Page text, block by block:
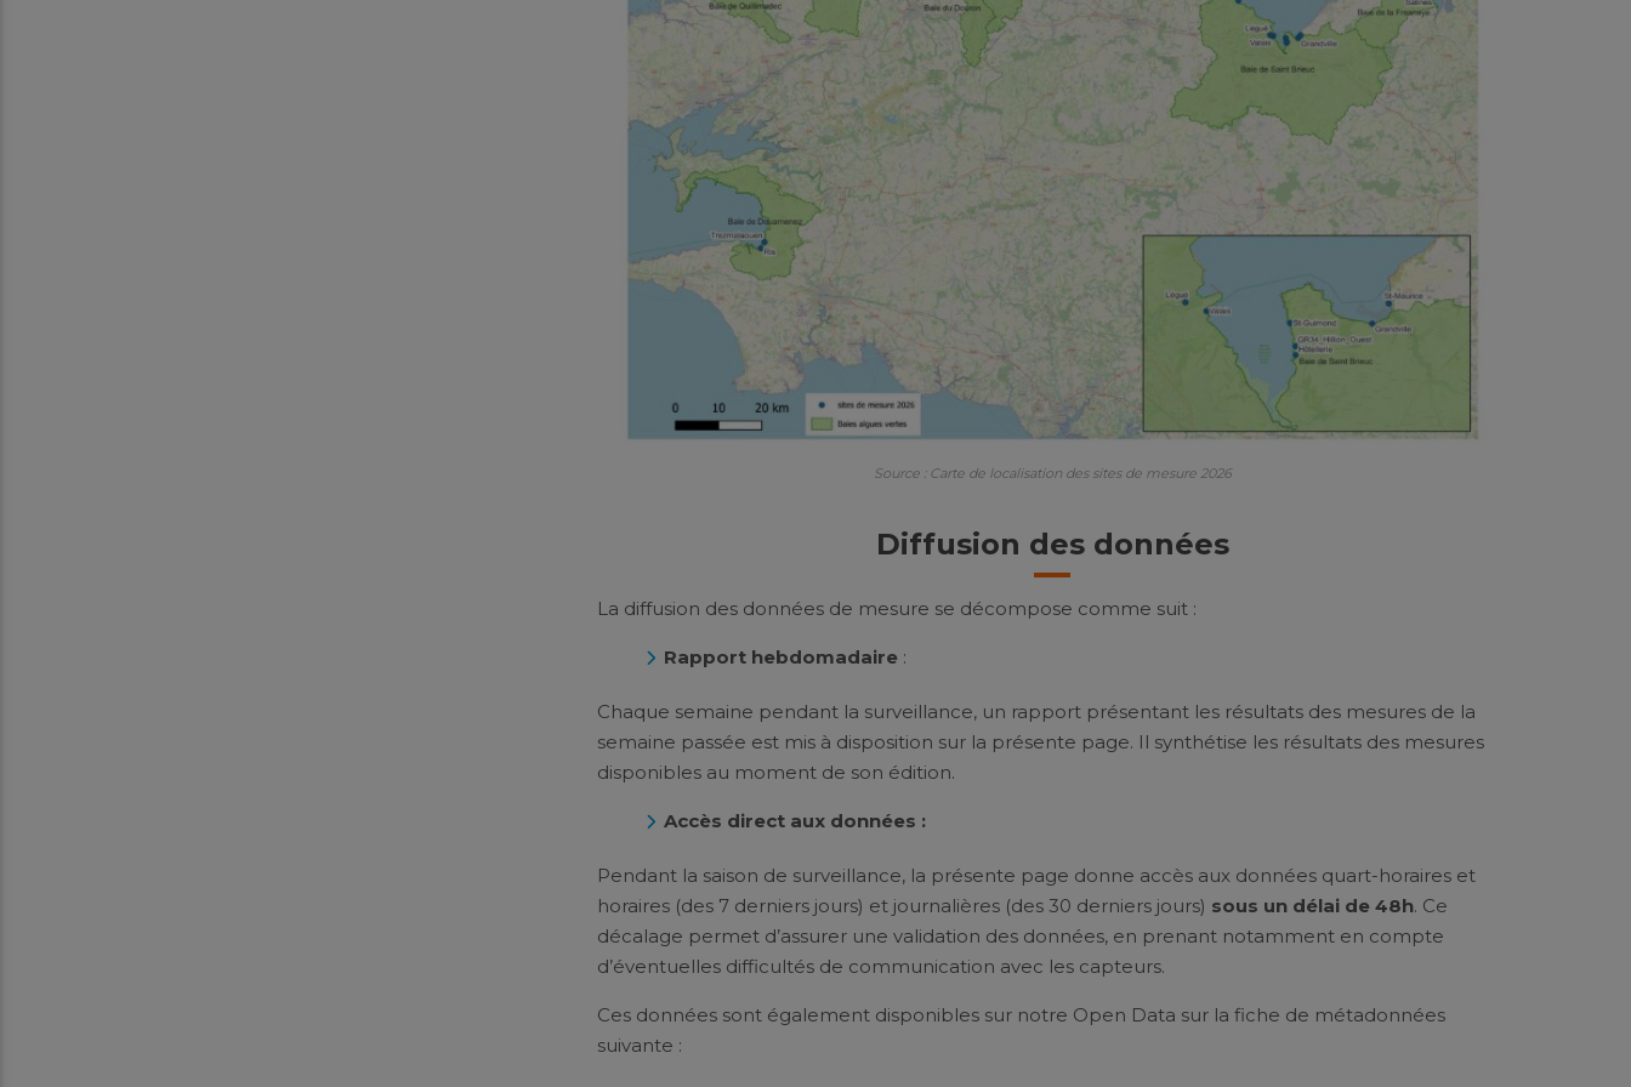
Source : Carte de localisation des sites de mesure 2026
Diffusion des données
La diffusion des données de mesure se décompose comme suit :
Rapport hebdomadaire :
Chaque semaine pendant la surveillance, un rapport présentant les résultats des mesures de la
semaine passée est mis à disposition sur la présente page. Il synthétise les résultats des mesures
disponibles au moment de son édition.
Accès direct aux données :
Pendant la saison de surveillance, la présente page donne accès aux données quart-horaires et
horaires (des 7 derniers jours) et journalières (des 30 derniers jours) sous un délai de 48h. Ce
décalage permet d’assurer une validation des données, en prenant notamment en compte
d’éventuelles difficultés de communication avec les capteurs.
Ces données sont également disponibles sur notre Open Data sur la fiche de métadonnées
suivante :